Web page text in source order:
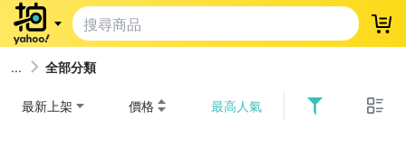
登
全部分類
最新上架 價格 最高人氣